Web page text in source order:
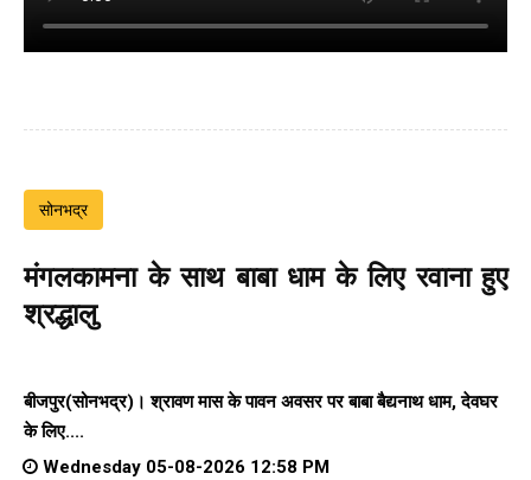
सोनभद्र
मंगलकामना के साथ बाबा धाम के लिए रवाना हुए
श्रद्धालु
बीजपुर(सोनभद्र)। श्रावण मास के पावन अवसर पर बाबा बैद्यनाथ धाम, देवघर
के लिए....
Wednesday 05-08-2026 12:58 PM